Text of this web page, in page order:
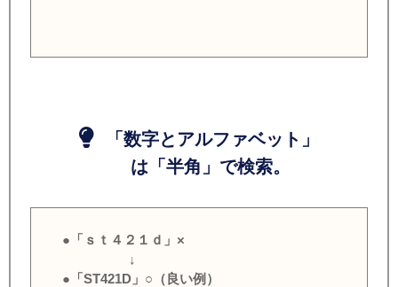
「数字とアルファベット」
は「半角」で検索。
●「ｓｔ４２１ｄ」×
↓
●「ST421D」○（良い例）